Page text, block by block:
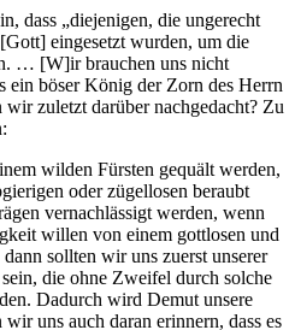
dass „diejenigen, die ungerecht
eingesetzt wurden, um die
… [W]ir brauchen uns nicht
ein böser König der Zorn des Herrn
zuletzt darüber nachgedacht? Zu
wilden Fürsten gequält werden,
oder zügellosen beraubt
vernachlässigt werden, wenn
willen von einem gottlosen und
sollten wir uns zuerst unserer
die ohne Zweifel durch solche
Dadurch wird Demut unsere
uns auch daran erinnern, dass es